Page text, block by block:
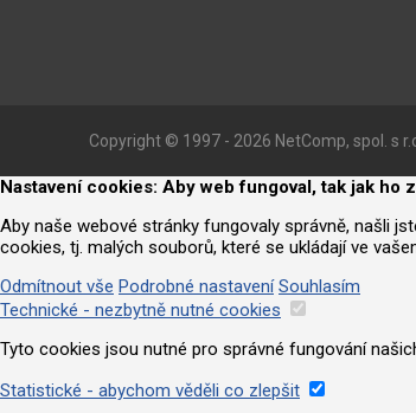
Copyright © 1997 - 2026 NetComp, spol. s
Nastavení cookies: Aby web fungoval, tak jak ho
Aby naše webové stránky fungovaly správně, našli
cookies, tj. malých souborů, které se ukládají ve
Odmítnout vše Podrobné nastavení Souhlasím
Technické - nezbytně nutné cookies
Tyto cookies jsou nutné pro správné fungování
Statistické - abychom věděli co zlepšit